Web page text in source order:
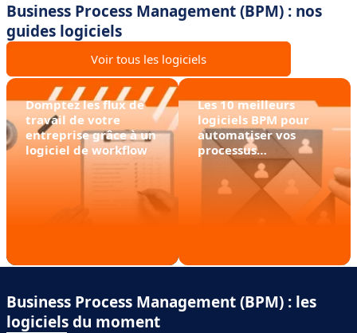
Business Process Management (BPM) : nos
guides logiciels
Voir tous les logiciels
Domptez les flux de
travail de votre
entreprise grâce à un
logiciel de workflow
Les 10 meilleurs
logiciels BPM pour
automatiser vos
processus
d'entreprise fa-ci-le-
ment !
Business Process Management (BPM) : les
logiciels du moment